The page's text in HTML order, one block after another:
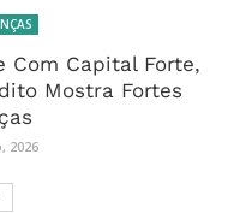
Com Capital Forte,
Mostra Fortes
2026